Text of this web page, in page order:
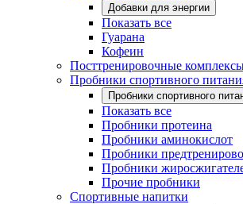
Добавки для энергии
Показать все
Гуарана
Кофеин
Посттренировочные
Пробники спортивного
Пробники спортивного
Показать все
Пробники протеина
Пробники аминокислот
Пробники
Пробники
Прочие пробники
Спортивные напитки